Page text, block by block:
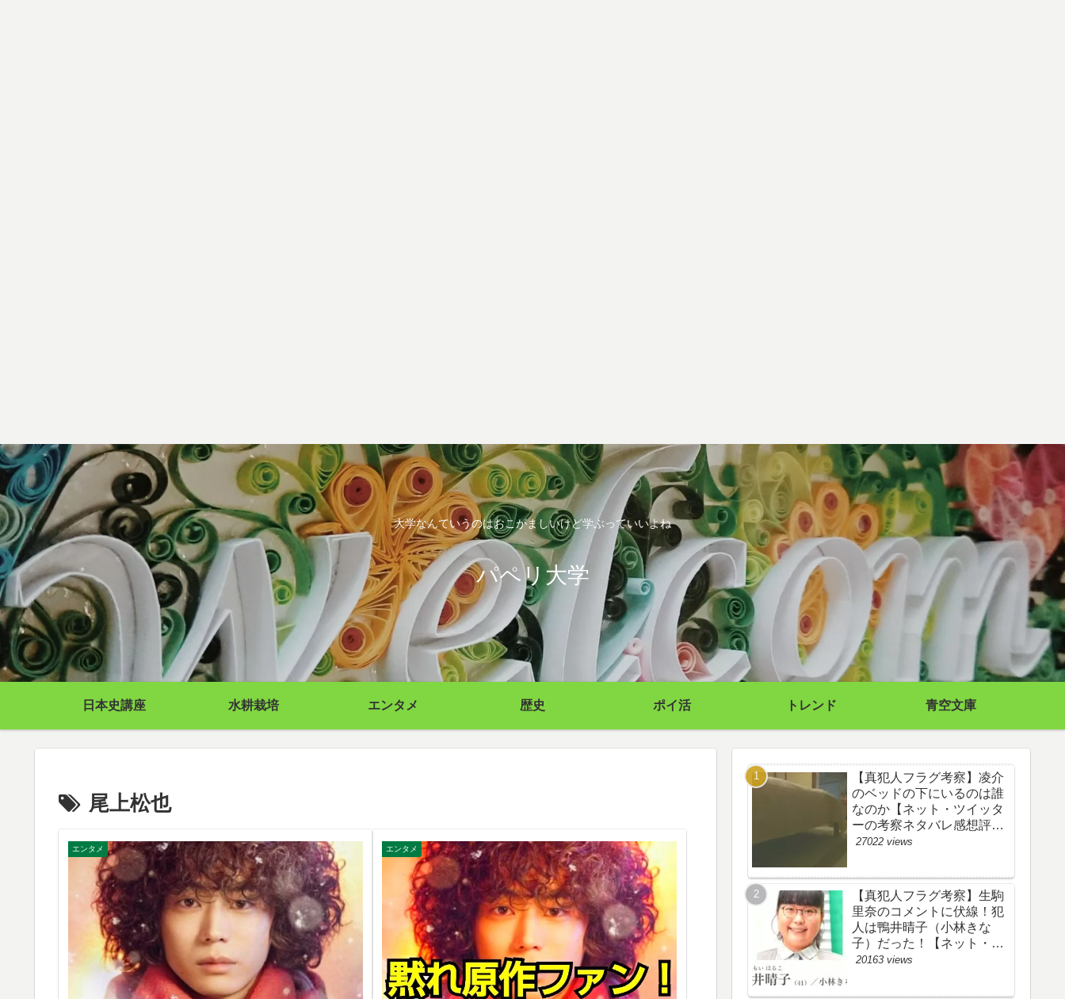
大学なんていうのはおこがましいけど学ぶっていいよね
パペリ大学
日本史講座 水耕栽培 エンタメ 歴史 ポイ活 トレンド 青空文庫
尾上松也
エンタメ エンタメ
【真犯人フラグ考察】凌介
のベッドの下にいるのは誰
なのか【ネット・ツイッタ
ーの考察ネタバレ感想評価
評判あらすじ原作犯人キャ
27022 views
【真犯人フラグ考察】生駒
里奈のコメントに伏線！犯
人は鴨井晴子（小林きな
子）だった！【ネット・ツ
イッターの考察ネタバレ感
20163 views